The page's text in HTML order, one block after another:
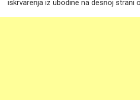
iskrvarenja iz ubodine na desnoj strani